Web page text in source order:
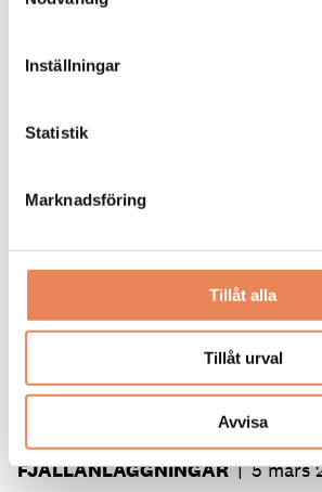
Inställningar
Statistik
Marknadsföring
Tillåt alla
Tillåt urval
Avvisa
Åkband på 95 meter
Sju ytterligare kilometer längdspår
Ny värmestuga
Fler toaletter
FJÄLLTURISM IDRE HIMMELFJÄLL
FJÄLLANLÄGGNINGAR | 5 mars